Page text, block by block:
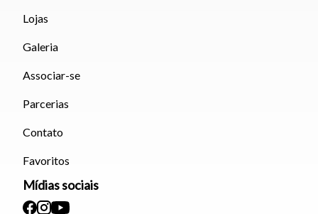
Lojas
Galeria
Associar-se
Parcerias
Contato
Favoritos
Mídias sociais